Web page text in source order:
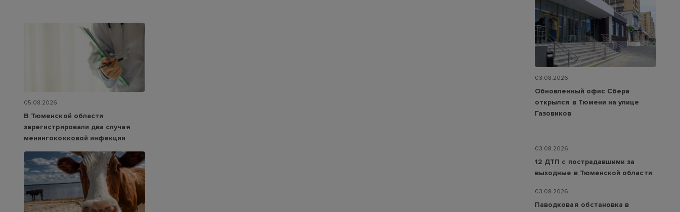
05.08.2026
В Тюменской области
зарегистрировали два случая
менингококковой инфекции
03.08.2026
Обновленный офис Сбера
открылся в Тюмени на улице
Газовиков
03.08.2026
12 ДТП с пострадавшими за
выходные в Тюменской области
03.08.2026
Паводковая обстановка в